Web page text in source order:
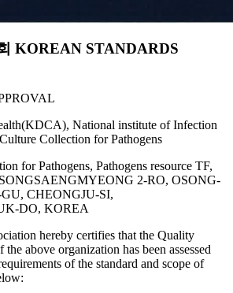
KOREAN STANDARDS
National institute of Infection
Collection for Pathogens
for Pathogens, Pathogens resource TF,
2-RO, OSONG-
CHEONGJU-SI,
DO, KOREA
hereby certifies that the Quality
above organization has been assessed
of the standard and scope of